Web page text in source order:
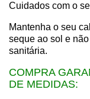
Cuidados com o
Mantenha o seu
seque ao sol e
sanitária.
COMPRA
DE MEDIDAS: